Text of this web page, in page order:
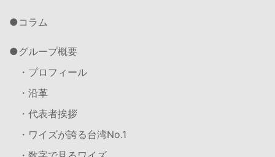
コラム
グループ概要
・プロフィール
・沿革
・代表者挨拶
・ワイズが誇る台湾No.1